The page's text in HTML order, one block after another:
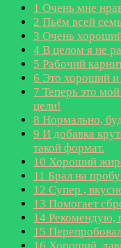
1 Очень мне
2 Пьём всей
3 Очень
4 В целом я не
5 Рабочий
6 Это хороший и
7 Теперь это
цели!
8 Нормально,
9 И добавка
такой формат.
10 Хороший
11 Брал на
12 Супер ,
13 Помогает
14 Рекомендую,
15